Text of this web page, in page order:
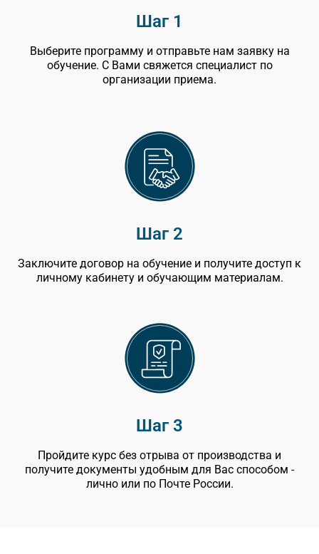
Шаг 1
Выберите программу и отправьте нам заявку на
обучение. С Вами свяжется специалист по
организации приема.
Шаг 2
Заключите договор на обучение и получите доступ к
личному кабинету и обучающим материалам.
Шаг 3
Пройдите курс без отрыва от производства и
получите документы удобным для Вас способом -
лично или по Почте России.